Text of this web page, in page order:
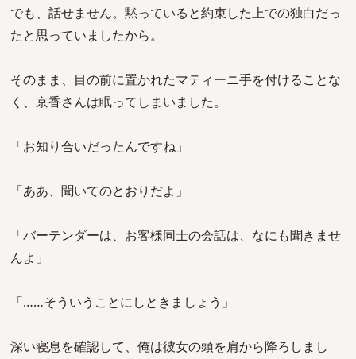
でも、話せません。黙っていると約束した上での独白だっ
たと思っていましたから。
そのまま、目の前に置かれたマティーニ手を付けることな
く、京香さんは眠ってしまいました。
「お知り合いだったんですね」
「ああ、聞いてのとおりだよ」
「バーテンダーは、お客様同士の会話は、なにも聞きませ
んよ」
「……そういうことにしときましょう」
深い寝息を確認して、俺は彼女の頭を肩から降ろしまし